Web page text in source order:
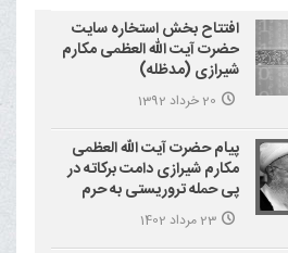
افتتاح بخش استخاره سایت
حضرت آیت الله العظمی مکارم
شیرازی (مدظله)
20 خرداد 1392
پیام حضرت آیت الله العظمی
مکارم شیرازی دامت برکاته در
پی حمله تروریستی به حرم
احمد بن موسی علیه السلام
(شاهچراغ)
23 مرداد 1402